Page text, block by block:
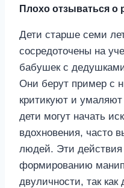
Плохо отзываться о
Дети старше семи
сосредоточены на
бабушек с
Они берут пример с
критикуют и
дети могут начать
вдохновения, часто
людей. Эти действия
формированию
двуличности, так